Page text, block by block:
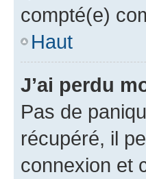
compté(e)
Haut
J’ai perdu
Pas de
récupéré, il
connexion et